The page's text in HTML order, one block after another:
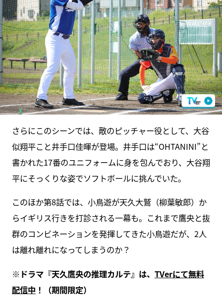
さらにこのシーンでは、敵のピッチャー役として、大谷
似翔平こと井手口佳暉が登場。井手口は“OHTANINI”と
書かれた17番のユニフォームに身を包んでおり、大谷翔
平にそっくりな姿でソフトボールに挑んでいた。
このほか第8話では、小鳥遊が天久大鷲（柳葉敏郎）か
らイギリス行きを打診される一幕も。これまで鷹央と抜
群のコンビネーションを発揮してきた小鳥遊だが、2人
は離れ離れになってしまうのか？
※ドラマ『天久鷹央の推理カルテ』は、 TVerにて無料
配信中 ！（期間限定）